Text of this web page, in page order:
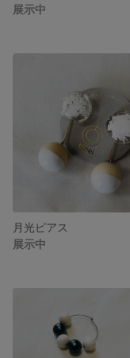
展示中
月光ピアス
展示中